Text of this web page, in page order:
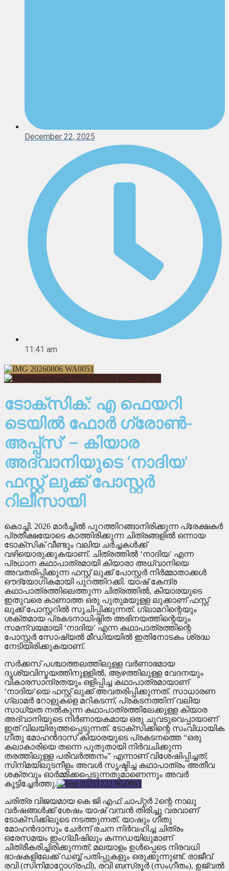
December 22, 2025
11:41 am
ടോക്സിക്: എ ഫെയറി
ടെയിൽ ഫോർ ഗ്രോൺ-
അപ്പ്സ്’ – കിയാര
അദ്വാനിയുടെ ‘നാദിയ’
ഫസ്റ്റ് ലുക്ക് പോസ്റ്റർ
റിലീസായി
കൊച്ചി. 2026 മാർച്ചിൽ പുറത്തിറങ്ങാനിരിക്കുന്ന പ്രേക്ഷകർ
പ്രതീക്ഷയോടെ കാത്തിരിക്കുന്ന ചിത്രങ്ങളിൽ ഒന്നായ
ടോക്സിക് വീണ്ടും വലിയ ചർച്ചകൾക്ക്
വഴിയൊരുക്കുകയാണ്. ചിത്രത്തിൽ ‘നാദിയ’ എന്ന
പ്രധാന കഥാപാത്രമായി കിയാരാ അധ്വാനിയെ
അവതരിപ്പിക്കുന്ന ഫസ്റ്റ് ലുക്ക് പോസ്റ്റർ നിർമ്മാതാക്കൾ
ഔദ്യോഗികമായി പുറത്തിറക്കി. യാഷ് കേന്ദ്ര
കഥാപാത്രത്തിലെത്തുന്ന ചിത്രത്തിൽ, കിയാരയുടെ
ഇതുവരെ കാണാത്ത ഒരു പുതുമയുള്ള ലുക്കാണ് ഫസ്റ്റ്
ലുക്ക് പോസ്റ്ററിൽ സൂചിപ്പിക്കുന്നത്. ഗ്ലാമറിന്റെയും
ശക്തമായ പ്രകടനാധിഷ്ഠിത അഭിനയത്തിന്റെയും
സമന്വയമായി ‘നാദിയ’ എന്ന കഥാപാത്രത്തിന്റെ
പോസ്റ്റർ സോഷ്യൽ മീഡിയയിൽ ഇതിനോടകം ശ്രദ്ധ
നേടിയിരിക്കുകയാണ്.
സർക്കസ് പശ്ചാത്തലത്തിലുള്ള വർണാഭമായ
ദൃശ്യവിസ്മയത്തിനുള്ളിൽ, ആഴത്തിലുള്ള വേദനയും
വികാരസാന്ദ്രതയും ഒളിപ്പിച്ച കഥാപാത്രമായാണ്
‘നാദിയ’യെ ഫസ്റ്റ് ലുക്ക് അവതരിപ്പിക്കുന്നത്. സാധാരണ
ഗ്ലാമർ റോളുകളെ മറികടന്ന്, പ്രകടനത്തിന് വലിയ
സാധ്യത നൽകുന്ന കഥാപാത്രത്തിലേക്കുള്ള കിയാര
അദ്വാനിയുടെ നിർണായകമായ ഒരു ചുവടുവെപ്പായാണ്
ഇത് വിലയിരുത്തപ്പെടുന്നത്. ടോക്‌സിക്കിന്റെ സംവിധായിക
ഗീതു മോഹൻദാസ് കിയാരയുടെ പ്രകടനത്തെ “ഒരു
കലാകാരിയെ തന്നെ പുതുതായി നിർവചിക്കുന്ന
തരത്തിലുള്ള പരിവർത്തനം” എന്നാണ് വിശേഷിപ്പിച്ചത്;
സിനിമയിലുടനീളം അവൾ സൃഷ്ടിച്ച കഥാപാത്രം അതീവ
ശക്തവും ഓർമ്മിക്കപ്പെടുന്നതുമാണെന്നും അവർ
കൂട്ടിച്ചേർത്തു.
ചരിത്ര വിജയമായ കെ ജി എഫ് ചാപ്റ്റർ 2ന്റെ നാലു
വർഷങ്ങൾക്ക് ശേഷം യാഷ് വമ്പൻ തിരിച്ചു വരവാണ്
ടോക്സിക്കിലൂടെ നടത്തുന്നത്. യാഷും ഗീതു
മോഹൻദാസും ചേർന്ന് രചന നിർവഹിച്ച ചിത്രം
ഒരേസമയം ഇംഗ്ലീഷിലും കന്നഡയിലുമാണ്
ചിത്രീകരിച്ചിരിക്കുന്നത്; മലയാളം ഉൾപ്പെടെ നിരവധി
ഭാഷകളിലേക്ക് ഡബ്ബ് പതിപ്പുകളും ഒരുക്കുന്നുണ്ട്. രാജീവ്
രവി (സിനിമാറ്റോഗ്രഫി), രവി ബസ്രൂർ (സംഗീതം), ഉജ്വൽ